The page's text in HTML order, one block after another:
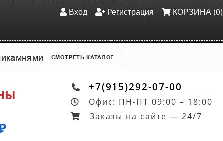
Вход Регистрация КОРЗИНА (0)
камнями СМОТРЕТЬ КАТАЛОГ
+7(915)292-07-00
Офис: ПН-ПТ 09:00 – 18:00
Заказы на сайте — 24/7